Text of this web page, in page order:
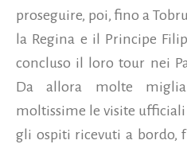
proseguire, poi, fino a
la Regina e il Principe
concluso il loro tour nei
Da allora molte miglia
moltissime le visite
gli ospiti ricevuti a bordo,